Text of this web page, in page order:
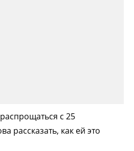
с 25
рассказать, как ей это